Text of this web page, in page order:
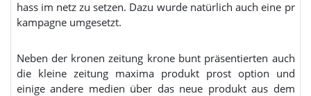
hass im netz zu setzen. Dazu wurde natürlich auch eine pr
kampagne umgesetzt.
Neben der kronen zeitung krone bunt präsentierten auch
die kleine zeitung maxima produkt prost option und
einige andere medien über das neue produkt aus dem